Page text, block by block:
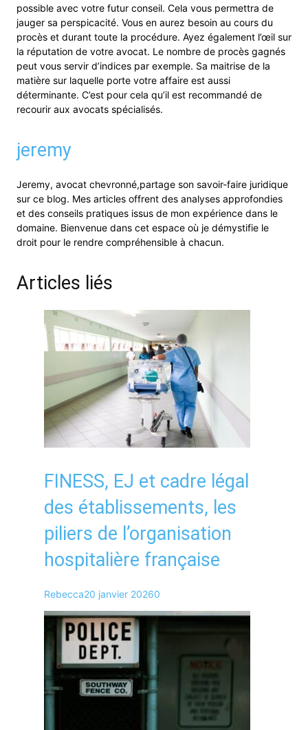
possible avec votre futur conseil. Cela vous permettra de
jauger sa perspicacité. Vous en aurez besoin au cours du
procès et durant toute la procédure. Ayez également l’œil sur
la réputation de votre avocat. Le nombre de procès gagnés
peut vous servir d’indices par exemple. Sa maitrise de la
matière sur laquelle porte votre affaire est aussi
déterminante. C’est pour cela qu’il est recommandé de
recourir aux avocats spécialisés.
jeremy
Jeremy, avocat chevronné,partage son savoir-faire juridique
sur ce blog. Mes articles offrent des analyses approfondies
et des conseils pratiques issus de mon expérience dans le
domaine. Bienvenue dans cet espace où je démystifie le
droit pour le rendre compréhensible à chacun.
Articles liés
FINESS, EJ et cadre légal
des établissements, les
piliers de l’organisation
hospitalière française
Rebecca20 janvier 20260